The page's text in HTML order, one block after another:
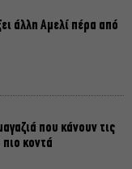
άλλη Αμελί πέρα από
που κάνουν τις
πιο κοντά